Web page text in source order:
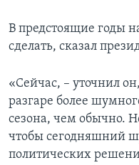
В предстоящие годы
сделать, сказал
«Сейчас, – уточнил
разгаре более
сезона, чем обычно.
чтобы сегодняшний
политических